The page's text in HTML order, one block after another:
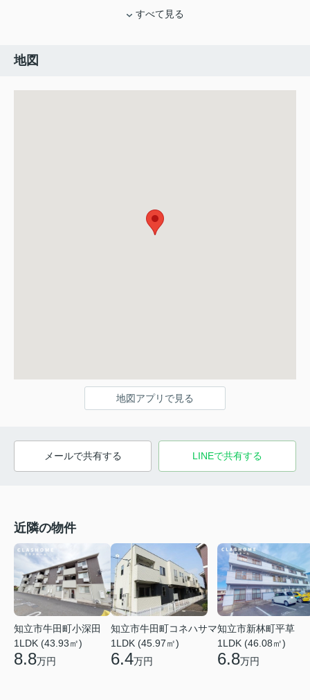
すべて見る
地図
地図アプリで見る
メールで共有する LINEで共有する
近隣の物件
知立市牛田町小深田
1LDK (43.93㎡)
8.8万円
知立市牛田町コネハサマ
1LDK (45.97㎡)
6.4万円
知立市新林町平草
1LDK (46.08㎡)
6.8万円